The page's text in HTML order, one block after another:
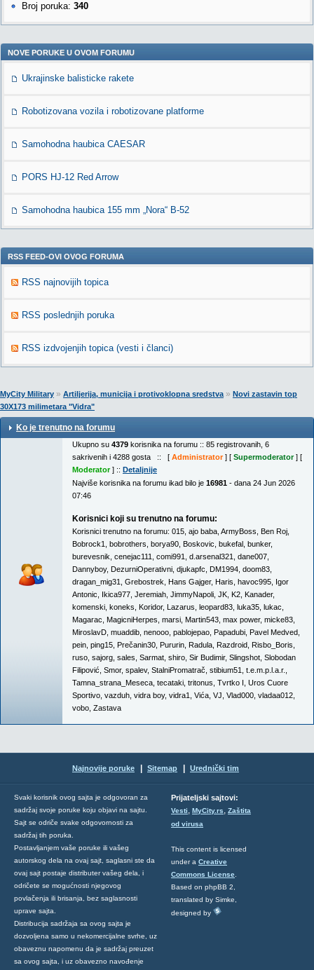
Broj poruka: 340
NOVE PORUKE U OVOM FORUMU
Ukrajinske balisticke rakete
Robotizovana vozila i robotizovane platforme
Samohodna haubica CAESAR
PORS HJ-12 Red Arrow
Samohodna haubica 155 mm „Nora“ B-52
RSS FEED-OVI OVOG FORUMA
RSS najnovijih topica
RSS poslednjih poruka
RSS izdvojenjih topica (vesti i članci)
MyCity Military » Artiljerija, municija i protivoklopna sredstva» Novi zastavin top
30X173 milimetara "Vidra"
Ko je trenutno na forumu
Ukupno su 4379 korisnika na forumu :: 85 registrovanih, 6
sakrivenih i 4288 gosta :: [ Administrator] [ Supermoderator] [
Moderator] :: Detaljnije
Najviše korisnika na forumu ikad bilo je 16981 - dana 24 Jun 2026
07:46
Korisnici koji su trenutno na forumu:
Korisnici trenutno na forumu: 015 ajo baba ArmyBoss Ben Roj
Bobrock1
bobrothers borya90 Boskovic bukefal bunker,
burevesnik cenejac111 comi991 d.arsenal321 dane007
Dannyboy, DezurniOperativni djukapfc DM1994 doom83
dragan_mig31
Grebostrek Hans Gajger, Haris havoc995 Igor
Antonic
Ikica977 Jeremiah JimmyNapoli JK K2 Kanader,
komenski koneks Koridor, Lazarus leopard83 luka35 lukac
Magarac MagicniHerpes marsi Martin543 max power, micke83
MiroslavD muaddib nenooo pablojepao Papadubi Pavel Medved
pein ping15 Prečanin30 Pururin Radula Razdroid Risbo_Boris
ruso sajorg sales Sarmat shiro Sir Budimir, Slingshot Slobodan
Filipović Smor, spalev, StalniPromatrač stibium51 t.e.m.p.l.a.r.
Tamna_strana_Meseca tecataki tritonus Tvrtko I Uros Cuore
Sportivo vazduh vidra boy, vidra1 Vića VJ Vlad000 vladaa012
vobo Zastava
Najnovije poruke Sitemap Urednički tim
Svaki korisnik ovog sajta je odgovoran za
sadržaj svoje poruke koju objavi na sajtu.
Sajt se odriče svake odgovornosti za
sadržaj tih poruka.
Postavljanjem vaše poruke ili vašeg
autorskog dela na ovaj sajt, saglasni ste da
ovaj sajt postaje distributer vašeg dela, i
odričete se mogućnosti njegovog
povlačenja ili brisanja, bez saglasnosti
uprave sajta.
Distribucija sadržaja sa ovog sajta je
dozvoljena samo u nekomercijalne svrhe, uz
obaveznu napomenu da je sadržaj preuzet
sa ovog sajta, i uz obavezno navođenje
Prijateljski sajtovi:
Vesti, MyCity.rs, Zaštita
od virusa
This content is licensed
under a Creative
Commons License
Based on phpBB 2,
translated by Simke,
designed by